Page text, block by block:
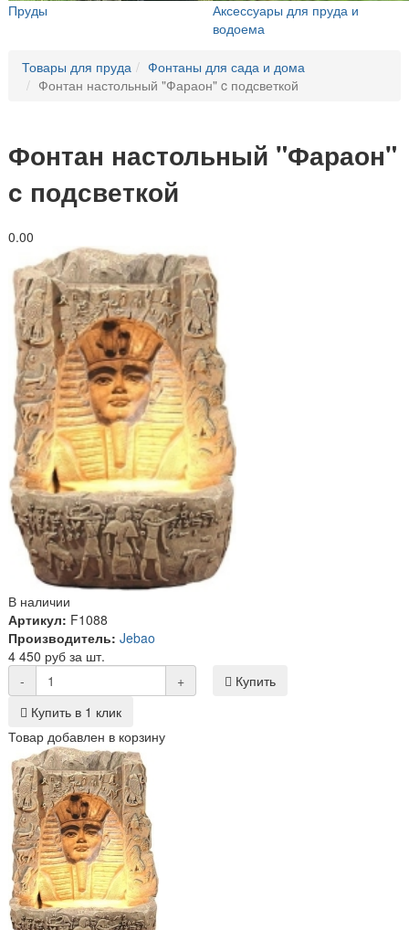
Пруды
Аксессуары для пруда и
водоема
Товары для пруда
Фонтаны для сада и дома
Фонтан настольный "Фараон" c подсветкой
Фонтан настольный "Фараон"
c подсветкой
0.00
В наличии
Артикул: F1088
Производитель: Jebao
4 450 руб за шт.
-
+
Купить
Купить в 1 клик
Товар добавлен в корзину